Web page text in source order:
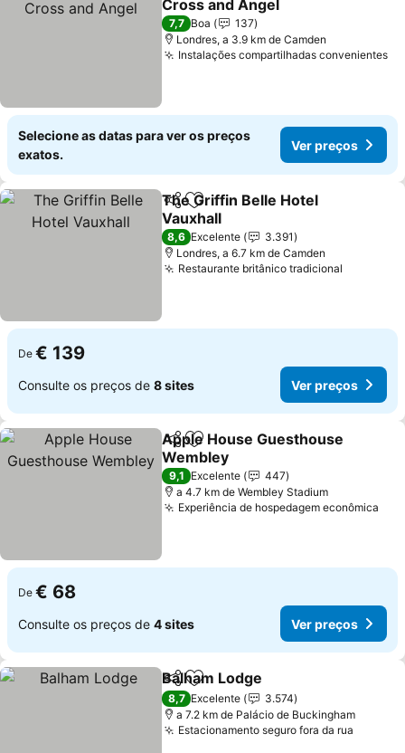
Cross and Angel
Ver preços
7,7 Boa
137
Londres, a 3.9 km de Camden
Instalações compartilhadas convenientes
Selecione as datas para ver os preços
exatos.
Ver preços
PartilharAdicionar aos favoritos
The Griffin Belle Hotel
Vauxhall
Ver preços
8,6 Excelente
3.391
Londres, a 6.7 km de Camden
Restaurante britânico tradicional
De € 139
Consulte os preços de 8 sites Ver preços
PartilharAdicionar aos favoritos
Apple House Guesthouse
Wembley
Ver preços
9,1 Excelente
447
a 4.7 km de Wembley Stadium
Experiência de hospedagem econômica
De € 68
Consulte os preços de 4 sites Ver preços
PartilharAdicionar aos favoritos
Balham Lodge
8,7 Excelente
3.574
a 7.2 km de Palácio de Buckingham
Estacionamento seguro fora da rua